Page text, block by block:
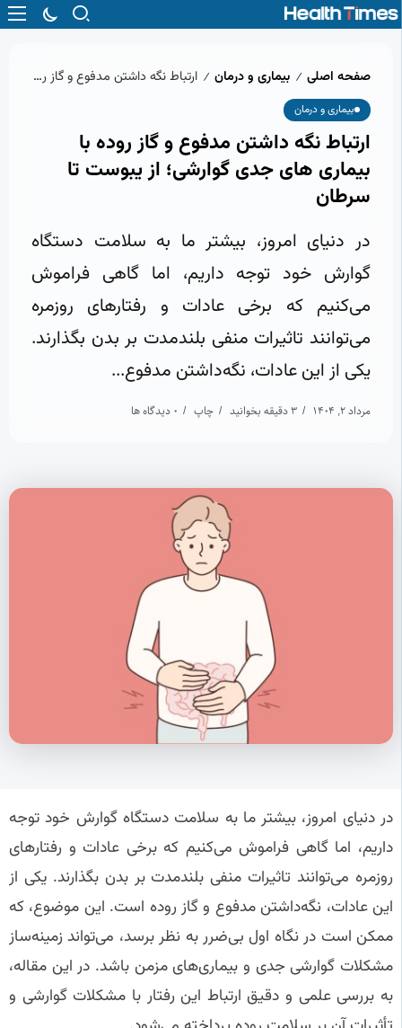
صفحه اصلی / بیماری و درمان / ارتباط نگه‌ داشتن مدفوع و گاز روده با بیماری‌ های جدی گوارشی؛ از یبوست تا سرطان
بیماری و درمان
ارتباط نگه‌ داشتن مدفوع و گاز روده با
بیماری‌ های جدی گوارشی؛ از یبوست تا
سرطان
در دنیای امروز، بیشتر ما به سلامت دستگاه
گوارش خود توجه داریم، اما گاهی فراموش
می‌کنیم که برخی عادات و رفتارهای روزمره
می‌توانند تاثیرات منفی بلندمدت بر بدن بگذارند.
یکی از این عادات، نگه‌داشتن مدفوع...
مرداد 2, 1404 3 دقیقه بخوانید چاپ 0 دیدگاه ها
در دنیای امروز، بیشتر ما به سلامت دستگاه گوارش خود توجه
داریم، اما گاهی فراموش می‌کنیم که برخی عادات و رفتارهای
روزمره می‌توانند تاثیرات منفی بلندمدت بر بدن بگذارند. یکی از
این عادات، نگه‌داشتن مدفوع و گاز روده است. این موضوع، که
ممکن است در نگاه اول بی‌ضرر به نظر برسد، می‌تواند زمینه‌ساز
مشکلات گوارشی جدی و بیماری‌های مزمن باشد. در این مقاله،
به بررسی علمی و دقیق ارتباط این رفتار با مشکلات گوارشی و